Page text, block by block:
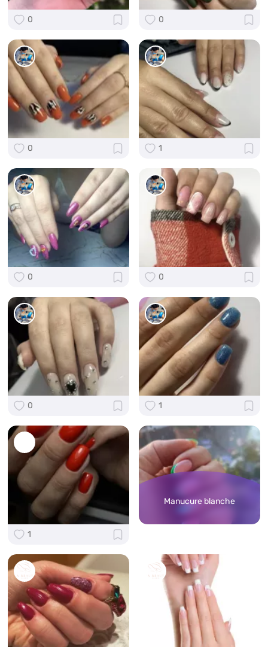
0 0
0 1
0 0
0 1
1
Manucure blanche